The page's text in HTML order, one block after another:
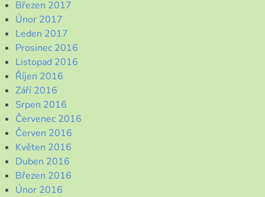
Březen 2017
Únor 2017
Leden 2017
Prosinec 2016
Listopad 2016
Říjen 2016
Září 2016
Srpen 2016
Červenec 2016
Červen 2016
Květen 2016
Duben 2016
Březen 2016
Únor 2016